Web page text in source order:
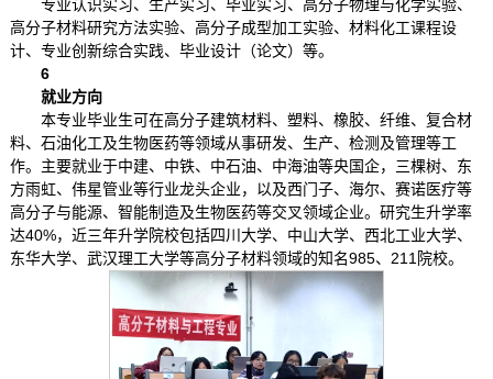
专业认识实习、生产实习、毕业实习、高分子物理与化学实验、
高分子材料研究方法实验、高分子成型加工实验、材料化工课程设
计、专业创新综合实践、毕业设计（论文）等。
6
就业方向
本专业毕业生可在高分子建筑材料、塑料、橡胶、纤维、复合材
料、石油化工及生物医药等领域从事研发、生产、检测及管理等工
作。主要就业于中建、中铁、中石油、中海油等央国企，三棵树、东
方雨虹、伟星管业等行业龙头企业，以及西门子、海尔、赛诺医疗等
高分子与能源、智能制造及生物医药等交叉领域企业。研究生升学率
达40%，近三年升学院校包括四川大学、中山大学、西北工业大学、
东华大学、武汉理工大学等高分子材料领域的知名985、211院校。